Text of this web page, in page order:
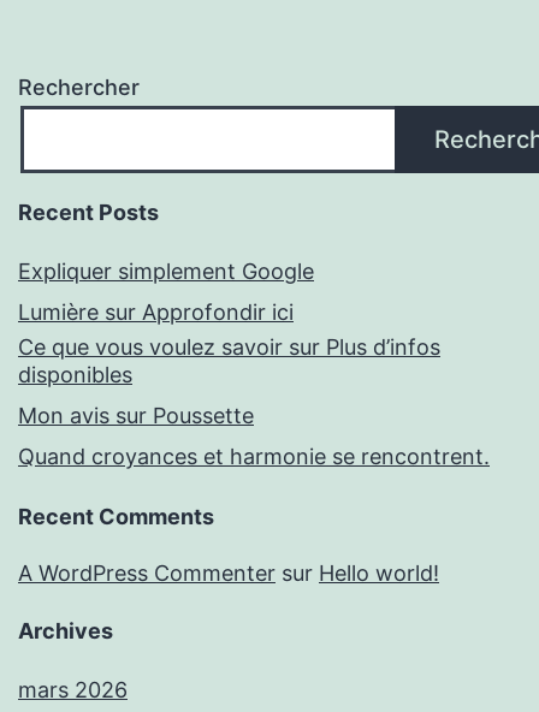
Rechercher
Recent Posts
Expliquer simplement Google
Lumière sur Approfondir ici
Ce que vous voulez savoir sur Plus d’infos
disponibles
Mon avis sur Poussette
Quand croyances et harmonie se rencontrent.
Recent Comments
A WordPress Commenter sur Hello world!
Archives
mars 2026